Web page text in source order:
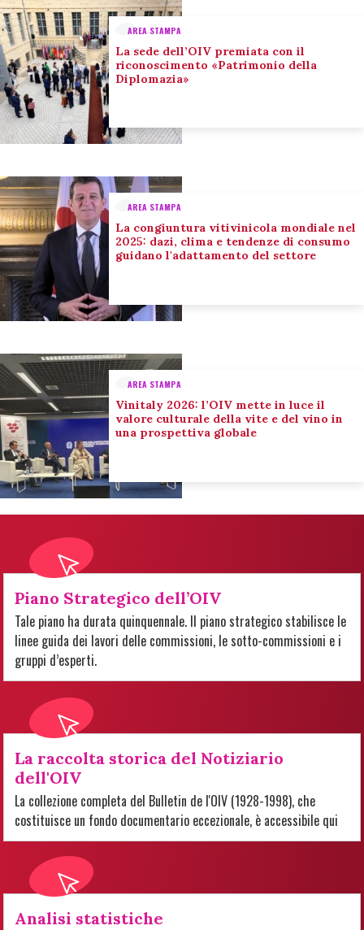
AREA STAMPA
La sede dell’OIV premiata con il
riconoscimento «Patrimonio della
Diplomazia»
AREA STAMPA
La congiuntura vitivinicola mondiale nel
2025: dazi, clima e tendenze di consumo
guidano l'adattamento del settore
AREA STAMPA
Vinitaly 2026: l’OIV mette in luce il
valore culturale della vite e del vino in
una prospettiva globale
Piano Strategico dell’OIV
Tale piano ha durata quinquennale. Il piano strategico stabilisce le
linee guida dei lavori delle commissioni, le sotto-commissioni e i
gruppi d’esperti.
La raccolta storica del Notiziario
dell'OIV
La collezione completa del Bulletin de l'OIV (1928-1998), che
costituisce un fondo documentario eccezionale, è accessibile qui
Analisi statistiche